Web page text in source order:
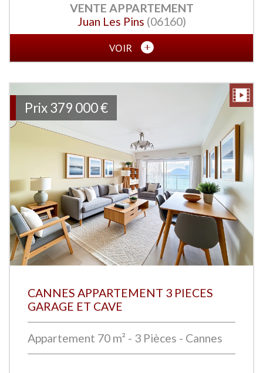
VENTE APPARTEMENT
Juan Les Pins (06160)
VOIR
Prix379 000€
CANNES APPARTEMENT 3 PIECES
GARAGE ET CAVE
Appartement 70 m² - 3 Pièces - Cannes